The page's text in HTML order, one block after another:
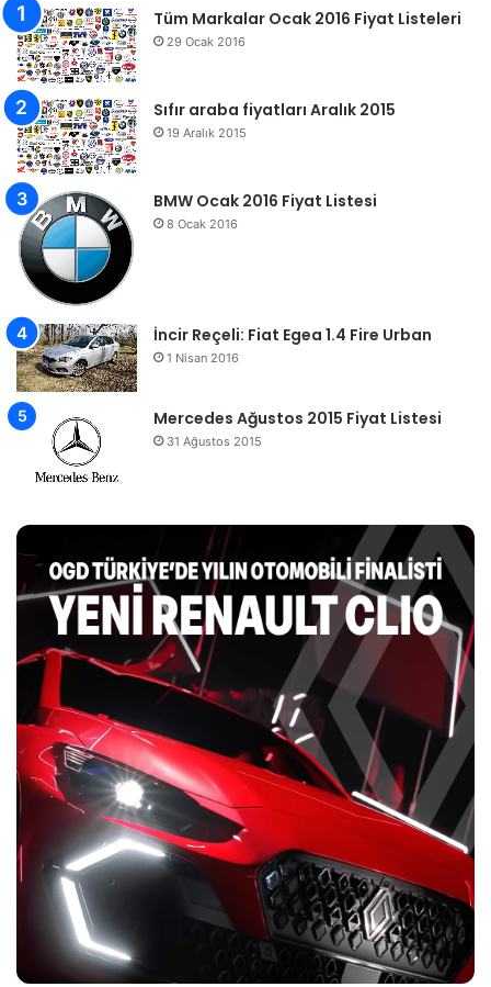
Tüm Markalar Ocak 2016 Fiyat Listeleri
29 Ocak 2016
Sıfır araba fiyatları Aralık 2015
19 Aralık 2015
BMW Ocak 2016 Fiyat Listesi
8 Ocak 2016
İncir Reçeli: Fiat Egea 1.4 Fire Urban
1 Nisan 2016
Mercedes Ağustos 2015 Fiyat Listesi
31 Ağustos 2015